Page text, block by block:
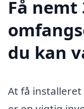
Få
du kan
At få